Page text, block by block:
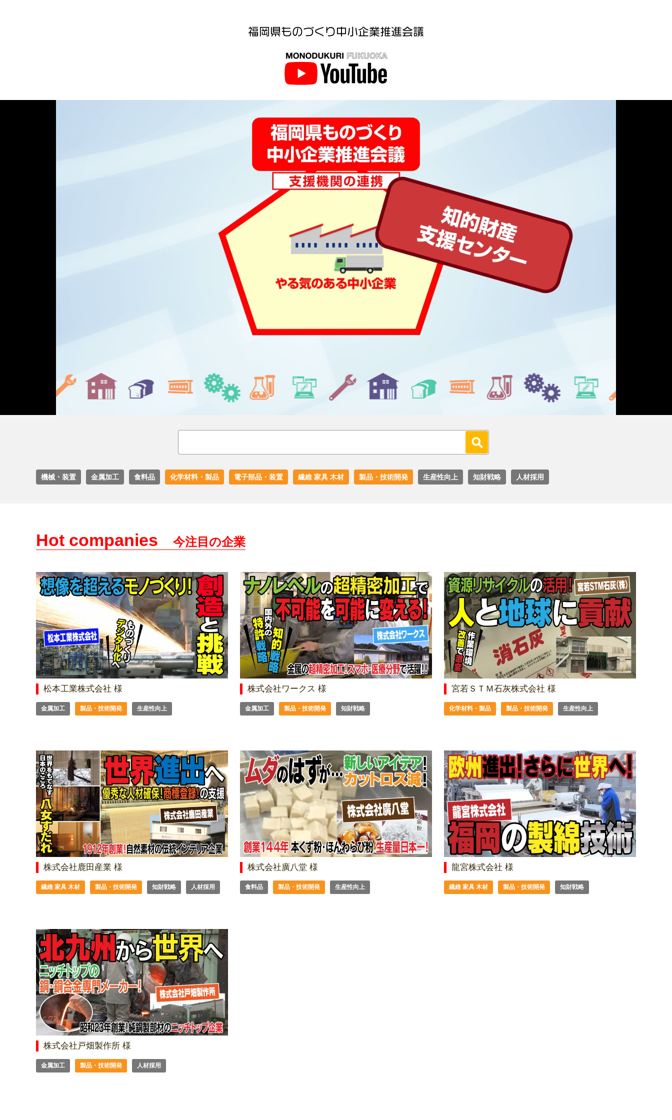
機械・装置 金属加工 食料品 化学材料・製品 電子部品・装置 繊維 家具 木材 製品・技術開発 生産性向上 知財戦略 人材採用
Hot companies 今注目の企業
松本工業株式会社 様
金属加工 製品・技術開発 生産性向上
株式会社ワークス 様
金属加工 製品・技術開発 知財戦略
宮若ＳＴＭ石灰株式会社 様
化学材料・製品 製品・技術開発 生産性向上
株式会社鹿田産業 様
繊維 家具 木材 製品・技術開発 知財戦略 人材採用
株式会社廣八堂 様
食料品 製品・技術開発 生産性向上
龍宮株式会社 様
繊維 家具 木材 製品・技術開発 知財戦略
株式会社戸畑製作所 様
金属加工 製品・技術開発 人材採用